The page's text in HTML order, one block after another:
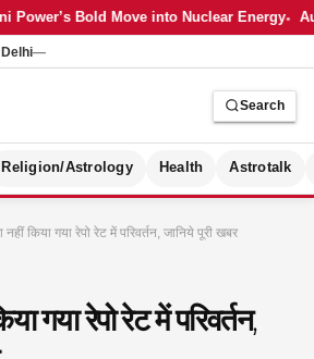
Power’s Bold Move into Nuclear Energy
—
Search
Religion/Astrology Health Astrotalk
नहीं किया गया रेपो रेट में परिवर्तन, जानिये पूरी खबर
गया रेपो रेट में परिवर्तन,